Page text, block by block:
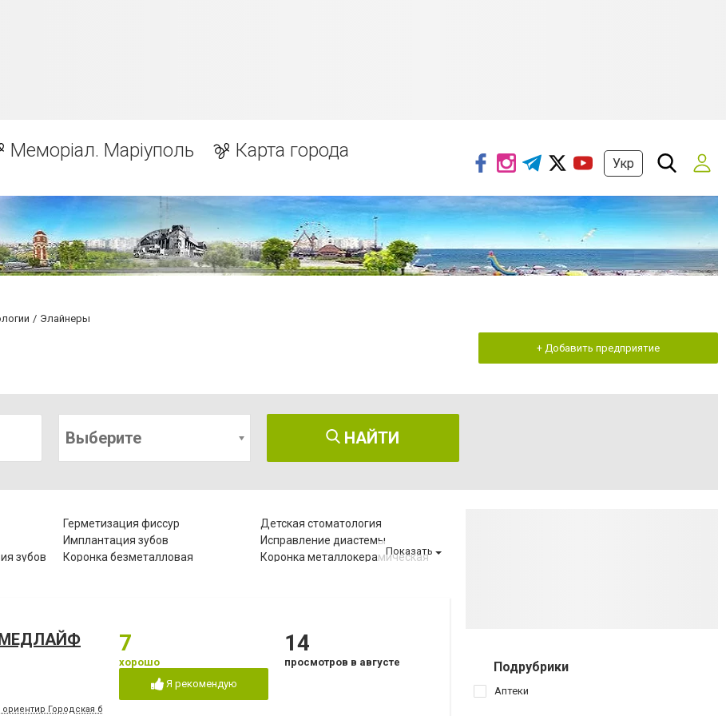
Меморіал. Маріуполь Карта города
Укр
Элайнеры
+ Добавить предприятие
Выберите НАЙТИ
Герметизация фиссур
Детская стоматология
Имплантация зубов
Исправление диастемы
зубов Коронка безметалловая
Коронка металлокерамическая
Лечение пародонтита
Лечение пародонтоза
Лечение под наркозом
Лечение пульпита
Озонотерапия в стоматологии
Отбеливание зубов
Пластины для исправления
Показать
МЕДЛАЙФ
Городская больница №2, конечная остановка троллейбусов "8" и "15", маршрутных такси 154,154А,112,145,110)
7
хорошо
Я рекомендую
14
просмотров в августе Подрубрики
Аптеки